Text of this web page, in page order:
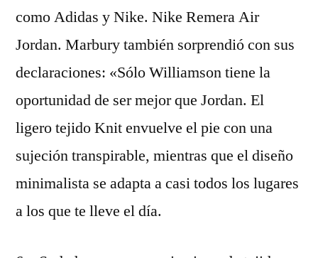
como Adidas y Nike. Nike Remera Air
Jordan. Marbury también sorprendió con sus
declaraciones: «Sólo Williamson tiene la
oportunidad de ser mejor que Jordan. El
ligero tejido Knit envuelve el pie con una
sujeción transpirable, mientras que el diseño
minimalista se adapta a casi todos los lugares
a los que te lleve el día.